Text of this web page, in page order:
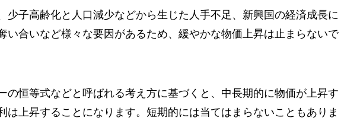
少子高齢化と人口減少などから生じた人手不足、新興国の経済成長に
い合いなど様々な要因があるため、緩やかな物価上昇は止まらないで
の恒等式などと呼ばれる考え方に基づくと、中長期的に物価が上昇す
は上昇することになります。短期的には当てはまらないこともありま